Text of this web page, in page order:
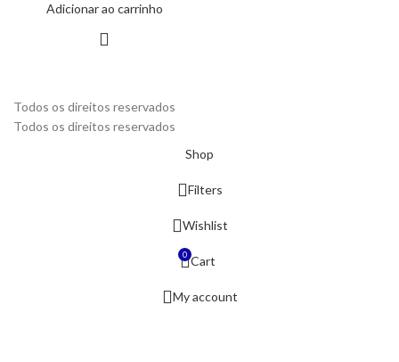
Adicionar ao carrinho
Todos os direitos reservados
Todos os direitos reservados
Shop
Filters
Wishlist
0 Cart
My account